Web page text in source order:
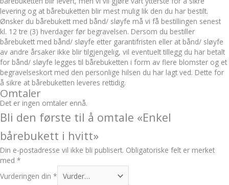
levering og at bårebuketten blir mest mulig lik den du har bestilt.
Ønsker du bårebukett med bånd/ sløyfe må vi få bestillingen senest
kl. 12 tre (3) hverdager før begravelsen. Dersom du bestiller
bårebukett med bånd/ sløyfe etter garantifristen eller at bånd/ sløyfe
av andre årsaker ikke blir tilgjengelig, vil eventuelt tillegg du har betalt
for bånd/ sløyfe legges til bårebuketten i form av flere blomster og et
begravelseskort med den personlige hilsen du har lagt ved. Dette for
å sikre at bårebuketten leveres rettidig.
Omtaler
Det er ingen omtaler ennå.
Bli den første til å omtale «Enkel
bårebukett i hvitt»
Din e-postadresse vil ikke bli publisert. Obligatoriske felt er merket
med *
Vurderingen din *